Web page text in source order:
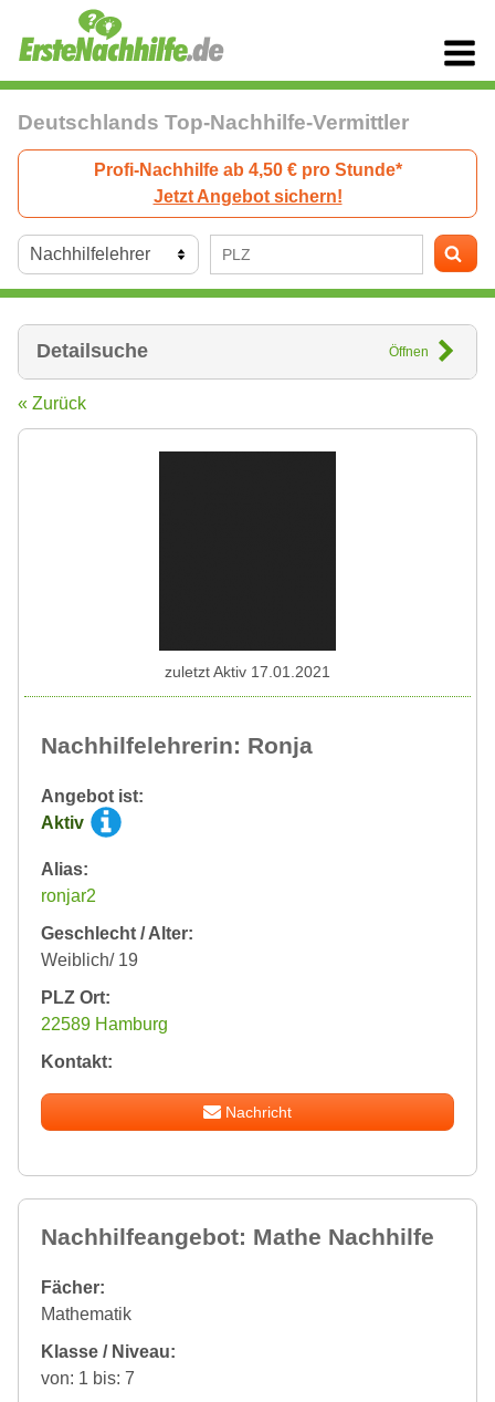
Deutschlands Top-Nachhilfe-Vermittler
Profi-Nachhilfe ab 4,50 € pro Stunde*
Jetzt Angebot sichern!
Detailsuche Öffnen
« Zurück
Nachhilfelehrerin: Ronja
Angebot ist:
Aktiv
Alias:
ronjar2
Geschlecht / Alter:
Weiblich/ 19
PLZ Ort:
22589 Hamburg
Kontakt:
Nachricht
zuletzt Aktiv 17.01.2021
Nachhilfeangebot: Mathe Nachhilfe
Fächer:
Mathematik
Klasse / Niveau:
von: 1 bis: 7